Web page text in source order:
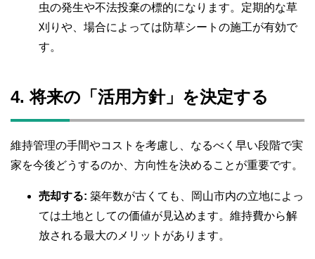
虫の発生や不法投棄の標的になります。定期的な草
刈りや、場合によっては防草シートの施工が有効で
す。
4. 将来の「活用方針」を決定する
維持管理の手間やコストを考慮し、なるべく早い段階で実
家を今後どうするのか、方向性を決めることが重要です。
売却する: 築年数が古くても、岡山市内の立地によっ
ては土地としての価値が見込めます。維持費から解
放される最大のメリットがあります。